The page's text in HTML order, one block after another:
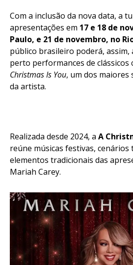
Com a inclusão da nova data, a
apresentações em 17 e 18 de
Paulo, e 21 de novembro, no
público brasileiro poderá, assim,
perto performances de clássicos
Christmas Is You, um dos maiores
da artista.
Realizada desde 2024, a A
reúne músicas festivas, cenários
elementos tradicionais das
Mariah Carey.